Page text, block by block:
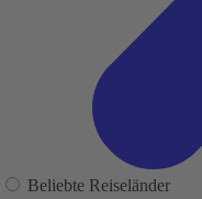
Beliebte Reiseländer